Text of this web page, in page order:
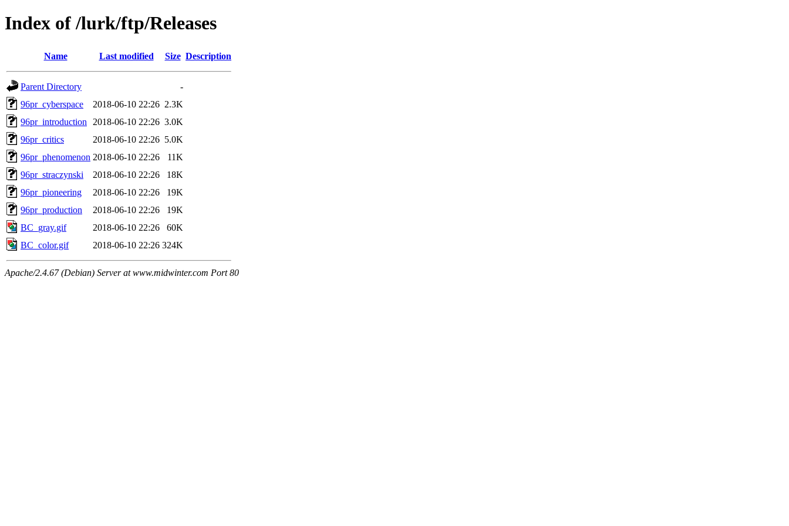
Index of /lurk/ftp/Releases
Name Last modified Size Description
Parent Directory
-
96pr_cyberspace
2018-06-10 22:26 2.3K
96pr_introduction
2018-06-10 22:26 3.0K
96pr_critics
2018-06-10 22:26 5.0K
96pr_phenomenon 2018-06-10 22:26
11K
96pr_straczynski
2018-06-10 22:26
18K
96pr_pioneering
2018-06-10 22:26
19K
96pr_production
2018-06-10 22:26
19K
BC_gray.gif
2018-06-10 22:26
60K
BC_color.gif
2018-06-10 22:26 324K
Apache/2.4.67 (Debian) Server at www.midwinter.com Port 80